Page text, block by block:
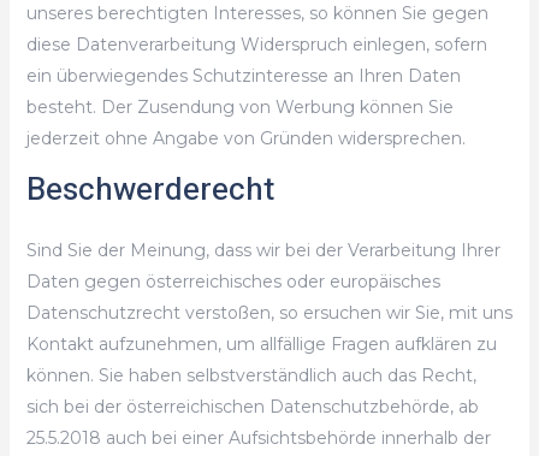
unseres berechtigten Interesses, so können Sie gegen
diese Datenverarbeitung Widerspruch einlegen, sofern
ein überwiegendes Schutzinteresse an Ihren Daten
besteht. Der Zusendung von Werbung können Sie
jederzeit ohne Angabe von Gründen widersprechen.
Beschwerderecht
Sind Sie der Meinung, dass wir bei der Verarbeitung Ihrer
Daten gegen österreichisches oder europäisches
Datenschutzrecht verstoßen, so ersuchen wir Sie, mit uns
Kontakt aufzunehmen, um allfällige Fragen aufklären zu
können. Sie haben selbstverständlich auch das Recht,
sich bei der österreichischen Datenschutzbehörde, ab
25.5.2018 auch bei einer Aufsichtsbehörde innerhalb der